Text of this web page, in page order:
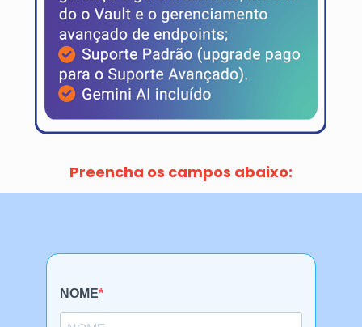
Preencha os campos abaixo: